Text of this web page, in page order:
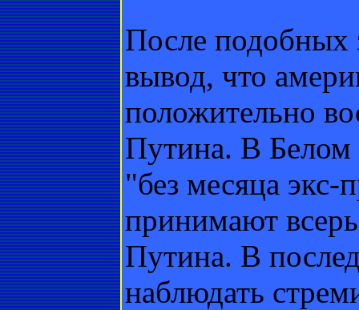
После подобных
вывод, что
положительно
Путина. В Белом
"без месяца экс-
принимают
Путина. В
наблюдать